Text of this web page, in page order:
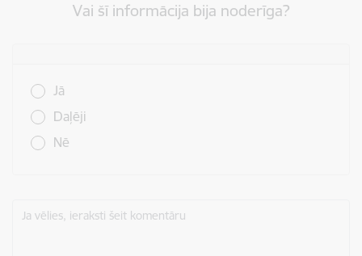
Vai šī informācija bija noderīga?
Jā
Daļēji
Nē
Ja vēlies, ieraksti šeit komentāru